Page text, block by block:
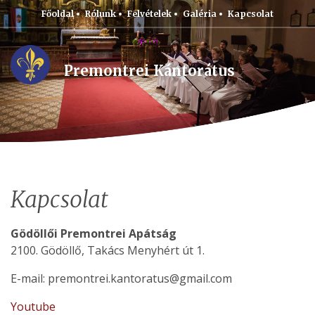
Főoldal Rólunk Felvételek Galéria Kapcsolat
Premontrei Kántorátus
Kapcsolat
Gödöllői Premontrei Apátság
2100. Gödöllő, Takács Menyhért út 1.
E-mail: premontrei.kantoratus@gmail.com
Youtube